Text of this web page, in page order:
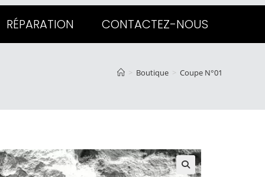
RÉPARATION CONTACTEZ-NOUS
> Boutique > Coupe N°01